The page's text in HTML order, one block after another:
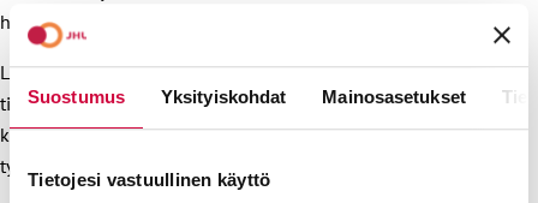
Suostumus Yksityiskohdat Mainosasetukset
Tietojesi vastuullinen käyttö
henkilöstöä.
Liikkeenluovutusta koskevat säännökset antavat turvaa
tilanteessa, jossa työnantaja vaihtuu. Säännökset eivät
kuitenkaan estä tarpeeksi työehtojen heikentämistä uuden
työnantajan palveluksessa.